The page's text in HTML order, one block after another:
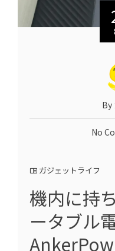
By
No
ガジェットライフ
機内に持
ータブル